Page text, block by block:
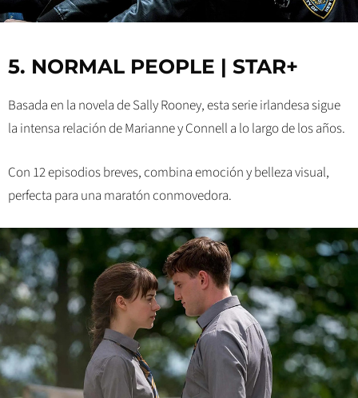
5. NORMAL PEOPLE | STAR+
Basada en la novela de Sally Rooney, esta serie irlandesa sigue
la intensa relación de Marianne y Connell a lo largo de los años.
Con 12 episodios breves, combina emoción y belleza visual,
perfecta para una maratón conmovedora.